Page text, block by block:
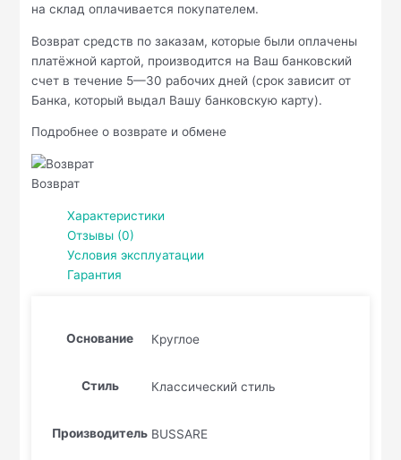
на склад оплачивается покупателем.
Возврат средств по заказам, которые были оплачены
платёжной картой, производится на Ваш банковский
счет в течение 5—30 рабочих дней (срок зависит от
Банка, который выдал Вашу банковскую карту).
Подробнее о возврате и обмене
Возврат
Характеристики
Отзывы (0)
Условия эксплуатации
Гарантия
Основание Круглое
Стиль Классический стиль
Производитель BUSSARE